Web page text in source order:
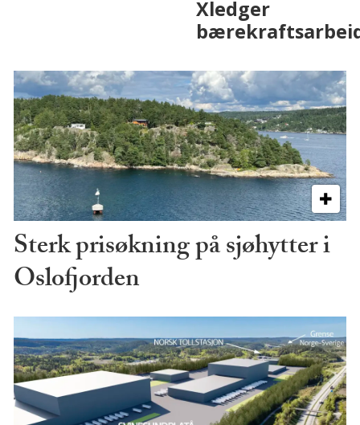
Sterk prisøkning på sjøhytter i
Oslofjorden